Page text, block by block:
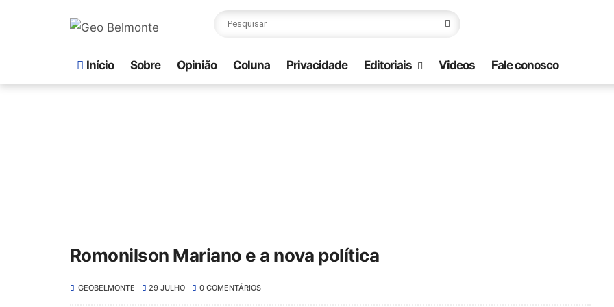
Início Sobre Opinião Coluna Privacidade Editoriais Videos Fale conosco
Romonilson Mariano e a nova política
GEOBELMONTE 29 JULHO 0 COMENTÁRIOS